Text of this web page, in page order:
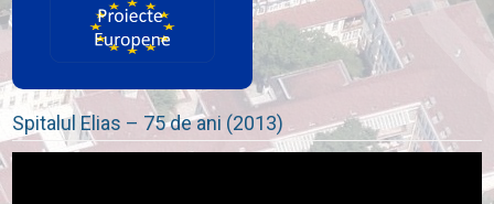
Spitalul Elias – 75 de ani (2013)
Player